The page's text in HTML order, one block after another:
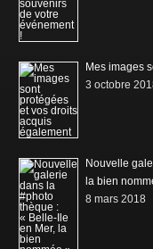
Mes images
3 octobre
Nouvelle
la bien
8 mars 2018